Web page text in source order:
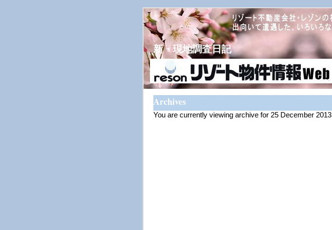
新・現地調査日記
Archives
You are currently viewing archive for 25 December 2013